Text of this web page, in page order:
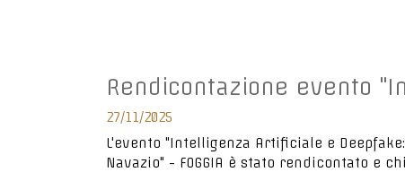
Rendicontazione evento
27/11/2025
L'evento "Intelligenza Artificiale e
Navazio" - FOGGIA è stato rendicontato e